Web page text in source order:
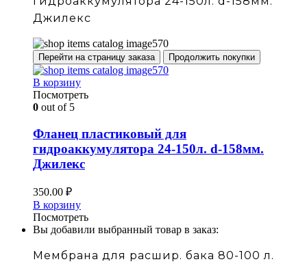
Джилекс
Перейти на страницу заказа Продолжить покупки
В корзину
Посмотреть
0 out of 5
Фланец пластиковый для
гидроаккумулятора 24-150л. d-158мм.
Джилекс
350.00 ₽
В корзину
Посмотреть
Вы добавили выбранный товар в заказ:
Мембрана для расшир. бака 80-100 л.